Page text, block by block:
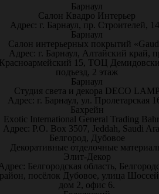
Барнаул
Салон Квадро Интерьер
Адрес: г. Барнаул, пр. Строителей,
Барнаул
Салон интерьерных покрытий
Адрес: г. Барнаул, Алтайский край,
15, ТОЦ
подъезд, 2 этаж
Барнаул
Студия света и декора DECO LAMP
Адрес: г. Барнаул, ул. Пролетарская
Бахрейн
Exotic International General Trading
Адрес: P.O. Box 3507, Jeddah, Saudi
Белгород, Дубовое
Декоративные отделочные
Элит-Декор
Белгородская область,
посёлок Дубовое, улица
дом 2, офис 6.